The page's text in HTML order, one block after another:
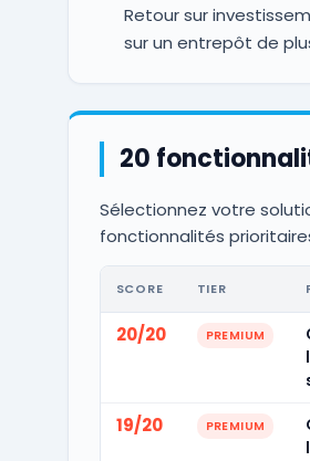
Retour sur
sur un entrepôt de
20
Sélectionnez votre
fonctionnalités
SCORE TIER
20/20 PREMIUM
19/20 PREMIUM